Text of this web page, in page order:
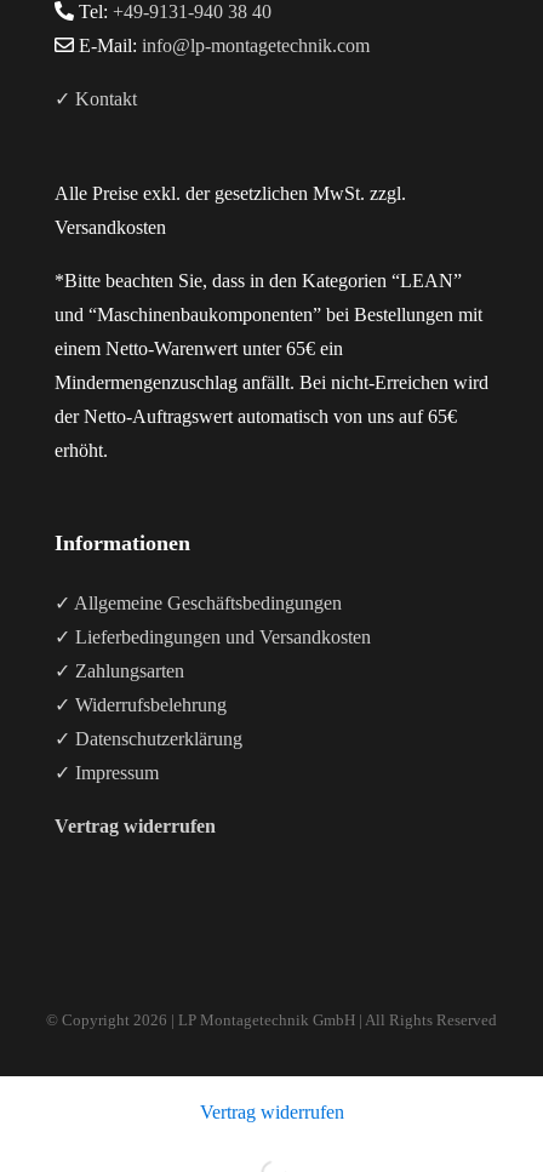
Tel: +49-9131-940 38 40
E-Mail: info@lp-montagetechnik.com
✓ Kontakt
Alle Preise exkl. der gesetzlichen MwSt. zzgl.
Versandkosten
*Bitte beachten Sie, dass in den Kategorien “LEAN”
und “Maschinenbaukomponenten” bei Bestellungen mit
einem Netto-Warenwert unter 65€ ein
Mindermengenzuschlag anfällt. Bei nicht-Erreichen wird
der Netto-Auftragswert automatisch von uns auf 65€
erhöht.
Informationen
✓ Allgemeine Geschäftsbedingungen
✓ Lieferbedingungen und Versandkosten
✓ Zahlungsarten
✓ Widerrufsbelehrung
✓ Datenschutzerklärung
✓ Impressum
Vertrag widerrufen
© Copyright 2026 | LP Montagetechnik GmbH | All Rights Reserved
Vertrag widerrufen